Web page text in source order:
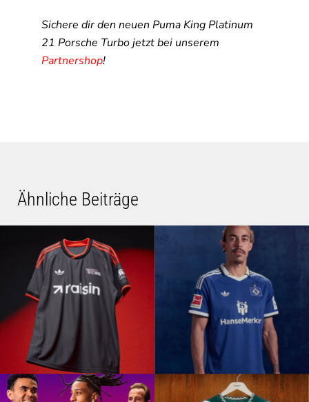
Sichere dir den neuen Puma King Platinum
21 Porsche Turbo jetzt bei unserem
Partnershop!
Ähnliche Beiträge